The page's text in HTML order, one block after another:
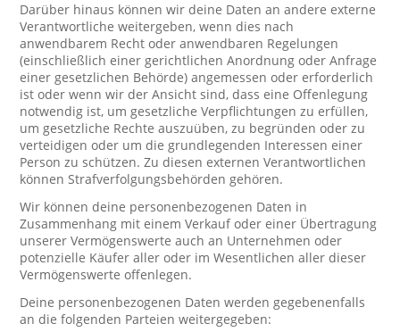
Darüber hinaus können wir deine Daten an andere externe
Verantwortliche weitergeben, wenn dies nach
anwendbarem Recht oder anwendbaren Regelungen
(einschließlich einer gerichtlichen Anordnung oder Anfrage
einer gesetzlichen Behörde) angemessen oder erforderlich
ist oder wenn wir der Ansicht sind, dass eine Offenlegung
notwendig ist, um gesetzliche Verpflichtungen zu erfüllen,
um gesetzliche Rechte auszuüben, zu begründen oder zu
verteidigen oder um die grundlegenden Interessen einer
Person zu schützen. Zu diesen externen Verantwortlichen
können Strafverfolgungsbehörden gehören.
Wir können deine personenbezogenen Daten in
Zusammenhang mit einem Verkauf oder einer Übertragung
unserer Vermögenswerte auch an Unternehmen oder
potenzielle Käufer aller oder im Wesentlichen aller dieser
Vermögenswerte offenlegen.
Deine personenbezogenen Daten werden gegebenenfalls
an die folgenden Parteien weitergegeben: